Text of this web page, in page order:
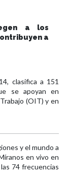
a los
a
clasifica a 151
se apoyan en
(OIT) y en
y el mundo a
en vivo en
74 frecuencias